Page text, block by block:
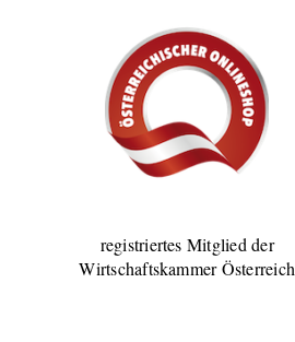
registriertes Mitglied der
Wirtschaftskammer Österreich